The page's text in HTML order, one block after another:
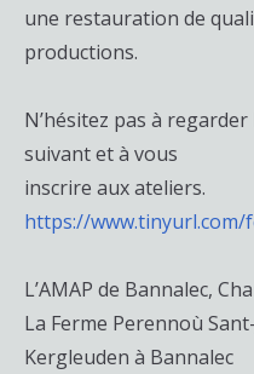
une restauration de
productions.
N’hésitez pas à
suivant et à vous
inscrire aux ateliers.
https://www.tinyurl.com/
L’AMAP de Bannalec,
La Ferme Perennoù
Kergleuden à Bannalec